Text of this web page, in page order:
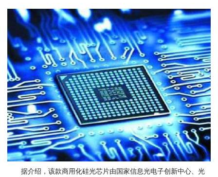
据介绍，该款商用化硅光芯片由国家信息光电子创新中心、光